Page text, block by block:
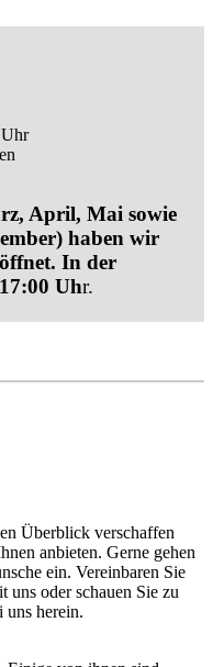
April, Mai sowie
haben wir
In der
Uhr.
Überblick verschaffen
anbieten. Gerne gehen
ein. Vereinbaren Sie
uns oder schauen Sie zu
uns herein.